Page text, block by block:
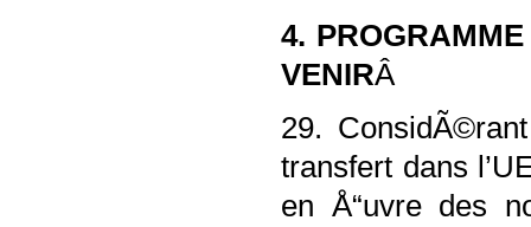
4.
VENIRÂ
29.
transfert dans
en Å“uvre des